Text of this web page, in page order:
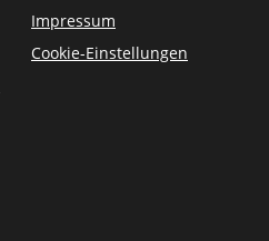
Impressum
Cookie-Einstellungen